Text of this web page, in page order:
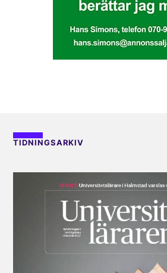
TIDNINGSARKIV